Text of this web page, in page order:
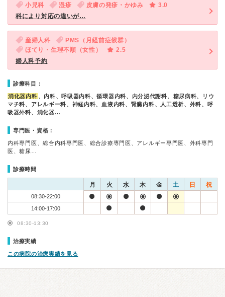
小児科 湿疹 皮膚の発疹・かゆみ
3.0
科により対応の違いが…
産婦人科
PMS（月経前症候群）
ほてり・生理不順（女性）
2.5
婦人科予約
診療科目：
消化器内科 、内科、呼吸器内科、循環器内科、内分泌代謝科、糖尿病科、リウ
マチ科、アレルギー科、神経内科、血液内科、腎臓内科、人工透析、外科、呼
吸器外科、消化器…
専門医・資格：
内科専門医、総合内科専門医、総合診療専門医、アレルギー専門医、外科専門
医、糖尿…
診療時間
月 火 水 木 金 土 日 祝
08:30-22:00
14:00-17:00
08:30-13:30
治療実績
この病院の治療実績を見る